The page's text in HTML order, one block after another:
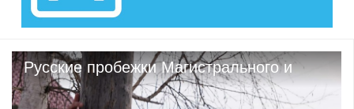
Русские пробежки Магистрального и
Казачинска на Масленице с.